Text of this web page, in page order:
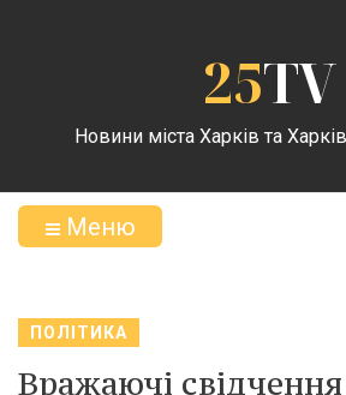
25TV
Новини міста Харків та
Меню
ПОЛІТИКА
Вражаючі свідчення